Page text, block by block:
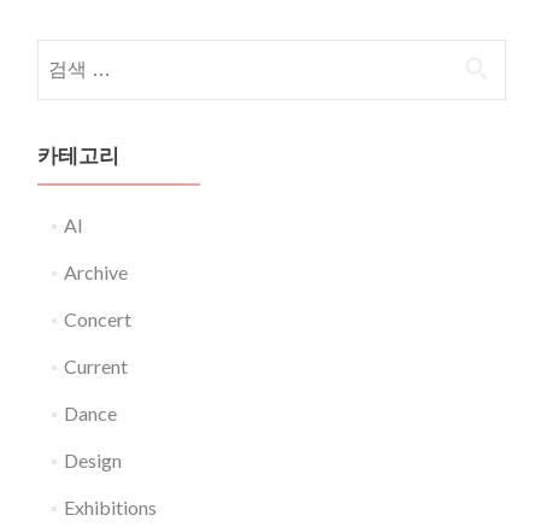
카테고리
AI
Archive
Concert
Current
Dance
Design
Exhibitions